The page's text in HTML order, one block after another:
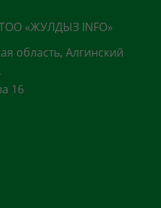
«ЖУЛДЫЗ INFO»
область, Алгинский
16